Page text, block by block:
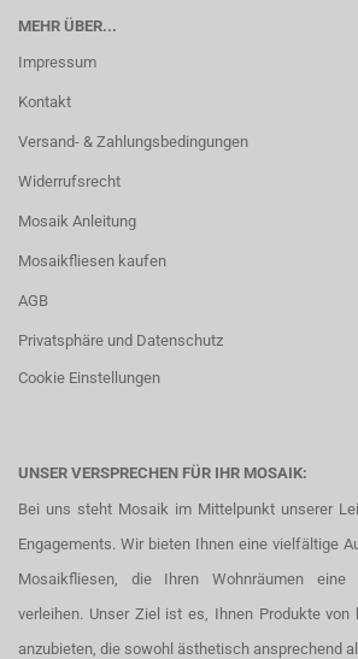
MEHR ÜBER...
Impressum
Kontakt
Versand- & Zahlungsbedingungen
Widerrufsrecht
Mosaik Anleitung
Mosaikfliesen kaufen
AGB
Privatsphäre und Datenschutz
Cookie Einstellungen
UNSER VERSPRECHEN FÜR IHR MOSAIK:
Bei uns steht Mosaik im Mittelpunkt unserer
Engagements. Wir bieten Ihnen eine vielfältige
Mosaikfliesen, die Ihren Wohnräumen eine
verleihen. Unser Ziel ist es, Ihnen Produkte von
anzubieten, die sowohl ästhetisch ansprechend